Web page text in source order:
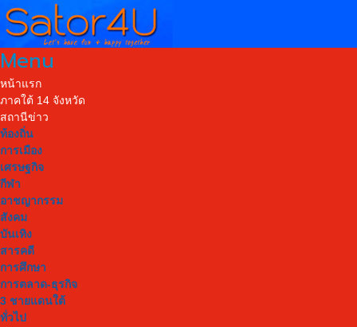
Menu
หน้าแรก
ภาคใต้ 14 จังหวัด
สถานีข่าว
ท้องถิ่น
การเมือง
เศรษฐกิจ
กีฬา
อาชญากรรม
สังคม
บันเทิง
สารคดี
การศึกษา
การตลาด-ธุรกิจ
3 ชายแดนใต้
ทั่วไป